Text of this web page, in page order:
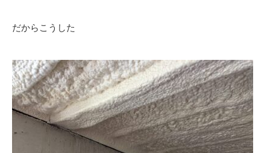
だからこうした